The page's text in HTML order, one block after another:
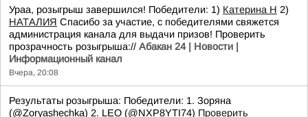
Ураа, розыгрыш завершился! Победители: 1) Катерина Н 2)
НАТАЛИЯ Спасибо за участие, с победителями свяжется
администрация канала для выдачи призов! Проверить
прозрачность розыгрыша:// Абакан 24 | Новости |
Информационный канал
Вчера, 20:08
Результаты розыгрыша: Победители: 1. Зоряна
(@Zoryashechka) 2. LEO (@NXP8YTI74) Проверить